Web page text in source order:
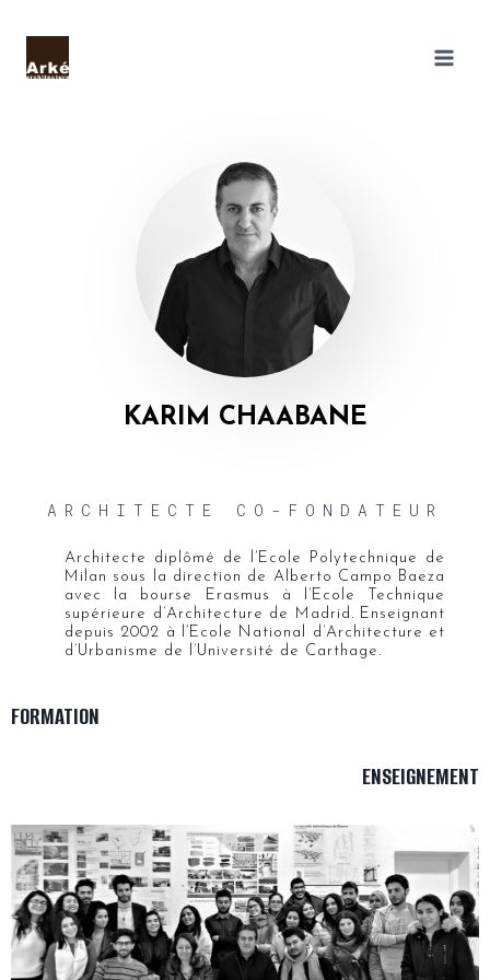
KARIM CHAABANE
ARCHITECTE CO-FONDATEUR
Architecte diplômé de l’Ecole Polytechnique de
Milan sous la direction de Alberto Campo Baeza
avec la bourse Erasmus à l’Ecole Technique
supérieure d’Architecture de Madrid. Enseignant
depuis 2002 à l’Ecole National d’Architecture et
d’Urbanisme de l’Université de Carthage.
FORMATION
ENSEIGNEMENT